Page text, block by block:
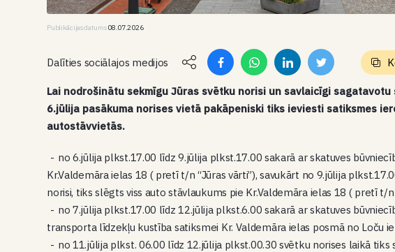
Publikācijas datums08.07.2026
Dalīties sociālajos medijos
Lai nodrošinātu sekmīgu Jūras svētku norisi un savlaicīgi
6.jūlija pasākuma norises vietā pakāpeniski tiks ieviesti satiksmes
autostāvvietās.
no 6.jūlija plkst.17.00 līdz 9.jūlija plkst.17.00 sakarā ar skatuves
Kr.Valdemāra ielas 18 ( pretī t/n “Jūras vārti”), savukārt no 9.jūlija
norisi, tiks slēgts viss auto stāvlaukums pie Kr.Valdemāra ielas 18 ( pretī t/
no 7.jūlija plkst.17.00 līdz 12.jūlija plkst.6.00 sakarā ar skatuves
transporta līdzekļu kustība satiksmei Kr. Valdemāra ielas posmā no Loču
no 11.jūlija plkst. 06.00 līdz 12.jūlija plkst.00.30 svētku norises laikā